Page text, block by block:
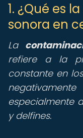
1. ¿Qué es
sonora en
La
refiere a la
constante en
especialmente
y delfines.